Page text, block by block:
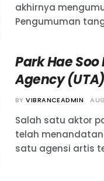
akhirnya
Pengumuman
Park Hae
Agency (UTA)
BY VIBRANCEADMIN
Salah satu aktor
telah
satu agensi artis